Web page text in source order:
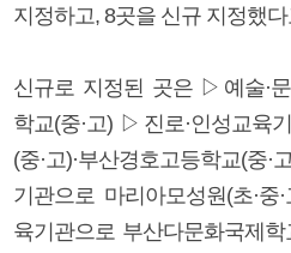
지정하고, 8곳을 신규 지정했
신규로 지정된 곳은 ▷예술·
학교(중·고) ▷진로·인성교육
(중·고)·부산경호고등학교(중
기관으로 마리아모성원(초·
육기관으로 부산다문화국제